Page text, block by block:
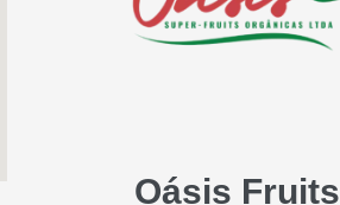
Oásis Fruits